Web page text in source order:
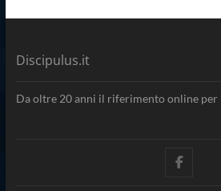
Discipulus.it
Da oltre 20 anni il riferimento online